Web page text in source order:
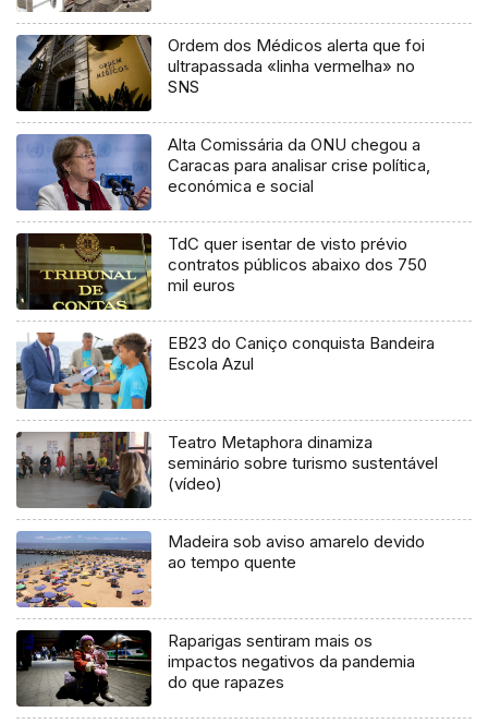
Ordem dos Médicos alerta que foi
ultrapassada «linha vermelha» no
SNS
Alta Comissária da ONU chegou a
Caracas para analisar crise política,
económica e social
TdC quer isentar de visto prévio
contratos públicos abaixo dos 750
mil euros
EB23 do Caniço conquista Bandeira
Escola Azul
Teatro Metaphora dinamiza
seminário sobre turismo sustentável
(vídeo)
Madeira sob aviso amarelo devido
ao tempo quente
Raparigas sentiram mais os
impactos negativos da pandemia
do que rapazes